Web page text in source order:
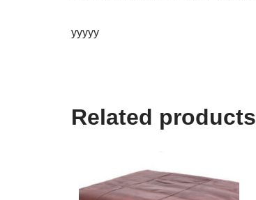
yyyyy
Related products